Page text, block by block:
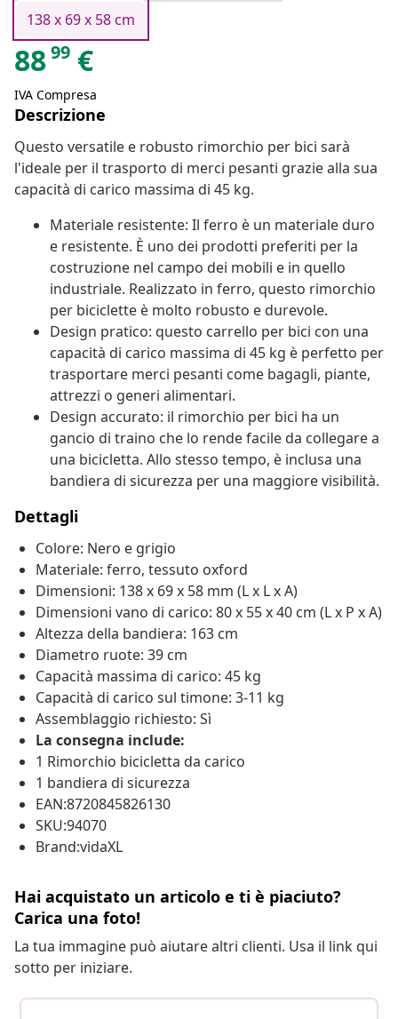
138 x 69 x 58 cm
8899 €
IVA Compresa
Descrizione
Questo versatile e robusto rimorchio per bici sarà
l'ideale per il trasporto di merci pesanti grazie alla sua
capacità di carico massima di 45 kg.
Materiale resistente: Il ferro è un materiale duro
e resistente. È uno dei prodotti preferiti per la
costruzione nel campo dei mobili e in quello
industriale. Realizzato in ferro, questo rimorchio
per biciclette è molto robusto e durevole.
Design pratico: questo carrello per bici con una
capacità di carico massima di 45 kg è perfetto per
trasportare merci pesanti come bagagli, piante,
attrezzi o generi alimentari.
Design accurato: il rimorchio per bici ha un
gancio di traino che lo rende facile da collegare a
una bicicletta. Allo stesso tempo, è inclusa una
bandiera di sicurezza per una maggiore visibilità.
Dettagli
Colore: Nero e grigio
Materiale: ferro, tessuto oxford
Dimensioni: 138 x 69 x 58 mm (L x L x A)
Dimensioni vano di carico: 80 x 55 x 40 cm (L x P x A)
Altezza della bandiera: 163 cm
Diametro ruote: 39 cm
Capacità massima di carico: 45 kg
Capacità di carico sul timone: 3-11 kg
Assemblaggio richiesto: Sì
La consegna include:
1 Rimorchio bicicletta da carico
1 bandiera di sicurezza
EAN:8720845826130
SKU:94070
Brand:vidaXL
Hai acquistato un articolo e ti è piaciuto?
Carica una foto!
La tua immagine può aiutare altri clienti. Usa il link qui
sotto per iniziare.